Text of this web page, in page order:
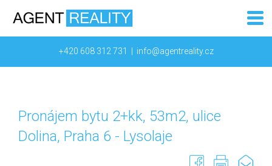
+420 608 312 731 info@agentreality.cz
Pronájem bytu 2+kk, 53m2, ulice
Dolina, Praha 6 - Lysolaje